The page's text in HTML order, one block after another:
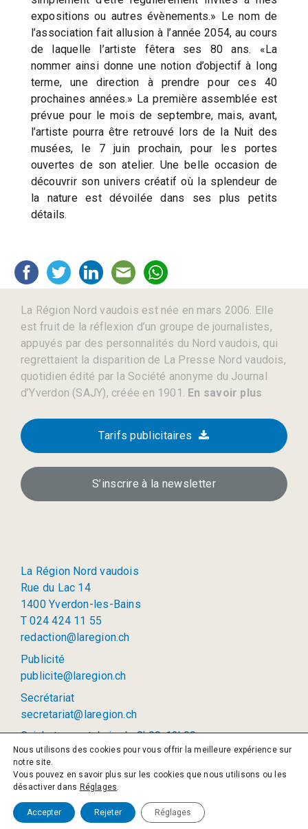
expositions ou autres évènements.» Le nom de
l’association fait allusion à l’année 2054, au cours
de laquelle l’artiste fêtera ses 80 ans. «La
nommer ainsi donne une notion d’objectif à long
terme, une direction à prendre pour ces 40
prochaines années.» La première assemblée est
prévue pour le mois de septembre, mais, avant,
l’artiste pourra être retrouvé lors de la Nuit des
musées, le 7 juin prochain, pour les portes
ouvertes de son atelier. Une belle occasion de
découvrir son univers créatif où la splendeur de
la nature est dévoilée dans ses plus petits
détails.
La Région Nord vaudois est née en mars 2006. Elle
est fruit de la réflexion d’un groupe de journalistes,
appuyés par des personnalités du Nord vaudois, qui
regrettaient la disparition de La Presse Nord vaudois,
quotidien édité par la Société anonyme du Journal
d’Yverdon (SAJY), créée en 1901. En savoir plus
Tarifs publicitaires
S’inscrire à la newsletter
La Région Nord vaudois
Rue du Lac 14
1400 Yverdon-les-Bains
T 024 424 11 55
redaction@laregion.ch
Publicité
publicite@laregion.ch
Secrétariat
secretariat@laregion.ch
Guichet ouvert: lu-je de 8h00-12h00
(permanence téléphonique: 8h00 à 12h00 et 13h00 à
17h00)
© 2026 La Région SA
Politique de confidentialité
Nous utilisons des cookies pour vous offrir la meilleure expérience sur
notre site.
Vous pouvez en savoir plus sur les cookies que nous utilisons ou les
désactiver dans Réglages.
Accepter Rejeter Réglages